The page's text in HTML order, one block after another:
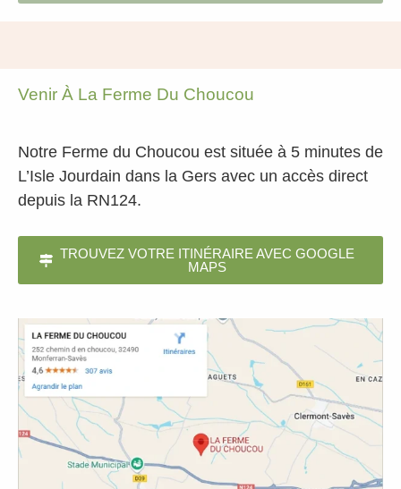
Venir À La Ferme Du Choucou
Notre Ferme du Choucou est située à 5 minutes de
L’Isle Jourdain dans la Gers avec un accès direct
depuis la RN124.
TROUVEZ VOTRE ITINÉRAIRE AVEC GOOGLE
MAPS